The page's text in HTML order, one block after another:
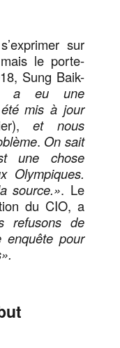
sur
le porte-
Sung Baik-
a eu une
mis à jour
et nous
. On sait
une chose
Olympiques.
source.». Le
du CIO, a
refusons de
pour